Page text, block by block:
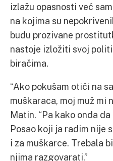
izlažu opasnosti već
na kojima su
budu prozivane
nastoje izložiti svoj
biračima.
“Ako pokušam otići na
muškaraca, moj muž mi
Matin. “Pa kako onda
Posao koji ja radim nije
i za muškarce. Trebala
njima razgovarati.”